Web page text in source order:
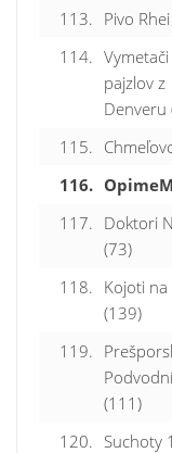
113. Pivo
114. Vymetači
pajzlov z
Denveru
115.
116.
117. Doktori
(73)
118. Kojoti na
(139)
119.
(111)
120. Suchoty